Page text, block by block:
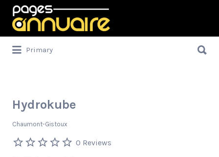
Rechercher:
Primary
Hydrokube
Chaumont-Gistoux
0 Reviews